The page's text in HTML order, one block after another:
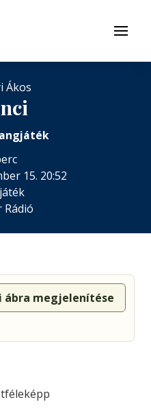
Menü
Ákos
15. 20:52
Rádió
ábra megjelenítése